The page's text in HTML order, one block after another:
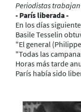
Periodistas trabajan
- París liberada -
En los días
Basile Tesselin
"El general
"Todas las
Horas más tarde
París había sido